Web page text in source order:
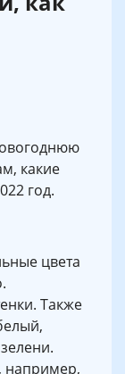
какие
год.
цвета
Также
например,